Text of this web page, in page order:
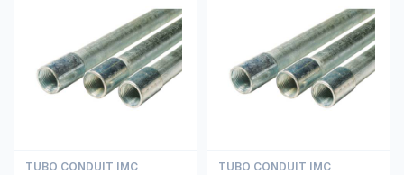
TUBO CONDUIT IMC
TUBO CONDUIT IMC